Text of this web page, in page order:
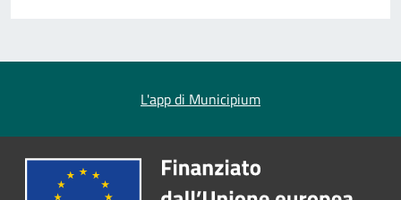
L'app di Municipium